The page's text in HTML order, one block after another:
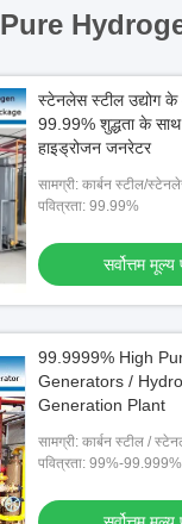
Pure
स्टेनलेस स्टील उद्योग के
99.99% शुद्धता के
हाइड्रोजन जनरेटर
सामग्री: कार्बन स्टील/
पवित्रता: 99.99%
सर्वोत्तम
99.9999% High
Generators /
Generation Plant
सामग्री: कार्बन स्टील /
पवित्रता: 99%-99.999%